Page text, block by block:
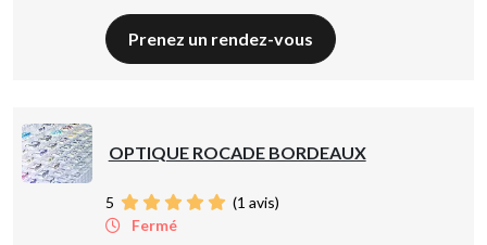
Prenez un rendez-vous
OPTIQUE ROCADE BORDEAUX
5 (1 avis)
Fermé